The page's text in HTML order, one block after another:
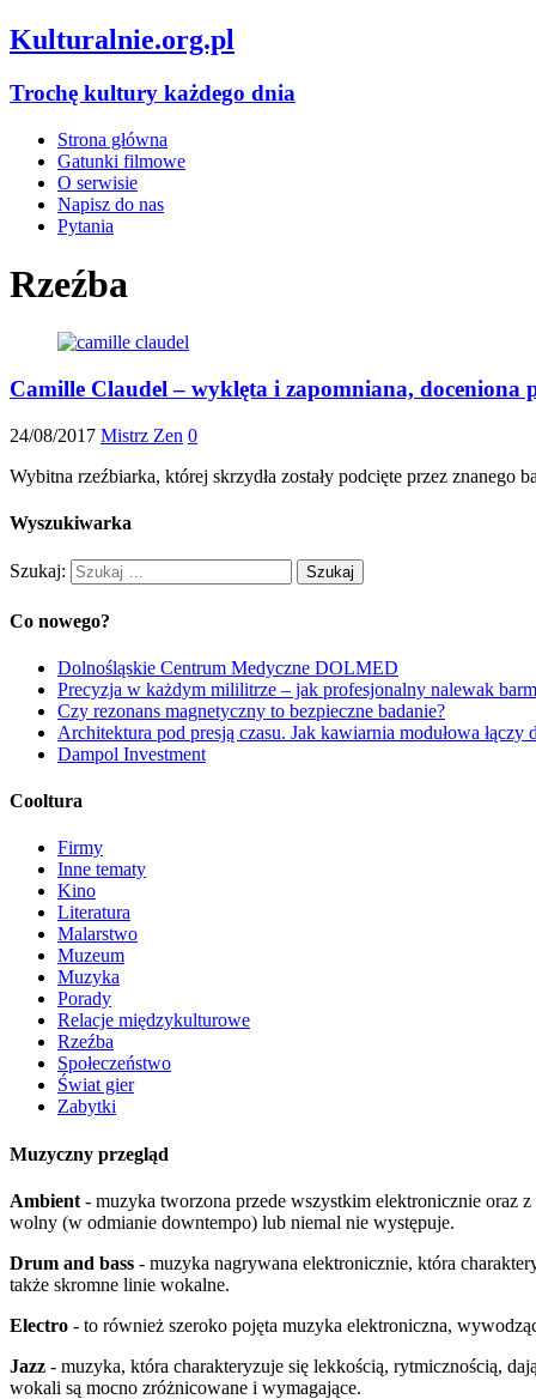
Kulturalnie.org.pl
Trochę kultury każdego dnia
Strona główna
Gatunki filmowe
O serwisie
Napisz do nas
Pytania
Rzeźba
Camille Claudel – wyklęta i zapomniana, doceniona
24/08/2017 Mistrz Zen 0
Wybitna rzeźbiarka, której skrzydła zostały podcięte przez
Wyszukiwarka
Szukaj:
Co nowego?
Dolnośląskie Centrum Medyczne DOLMED
Precyzja w każdym mililitrze – jak profesjonalny nalewak
Czy rezonans magnetyczny to bezpieczne badanie?
Architektura pod presją czasu. Jak kawiarnia modułowa
Dampol Investment
Cooltura
Firmy
Inne tematy
Kino
Literatura
Malarstwo
Muzeum
Muzyka
Porady
Relacje międzykulturowe
Rzeźba
Społeczeństwo
Świat gier
Zabytki
Muzyczny przegląd
Ambient - muzyka tworzona przede wszystkim elektronicznie oraz
wolny (w odmianie downtempo) lub niemal nie występuje.
Drum and bass - muzyka nagrywana elektronicznie, która
także skromne linie wokalne.
Electro - to również szeroko pojęta muzyka elektroniczna,
Jazz - muzyka, która charakteryzuje się lekkością, rytmicznością,
wokali są mocno zróżnicowane i wymagające.